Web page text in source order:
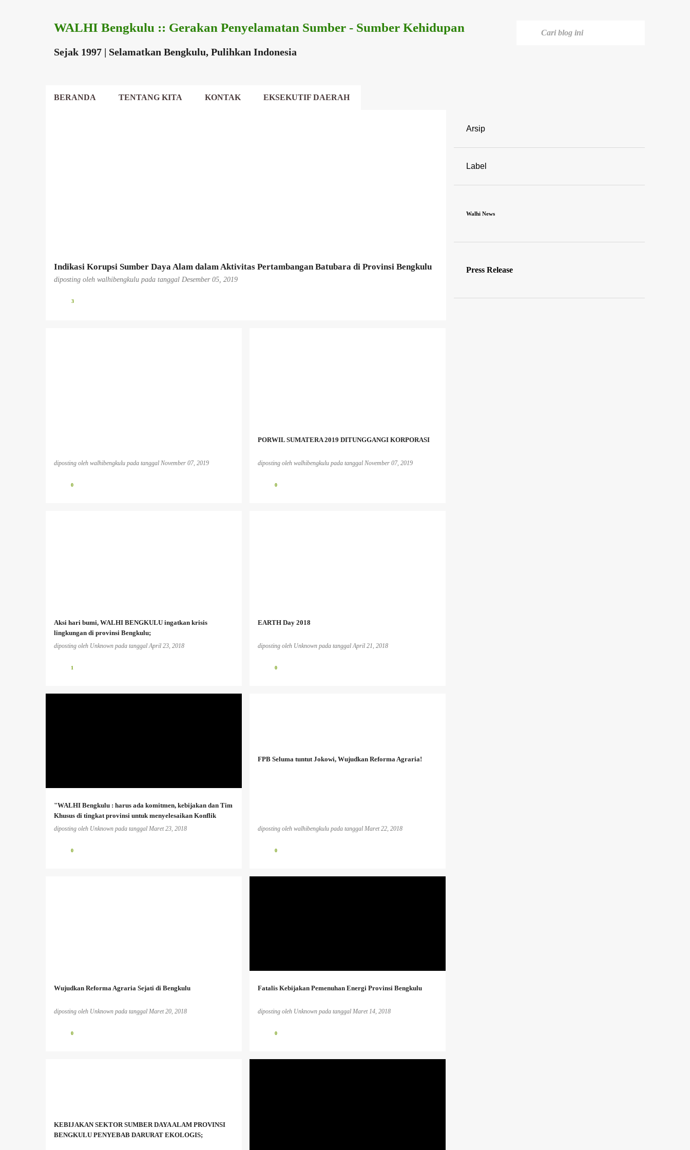
WALHI Bengkulu :: Gerakan Penyelamatan Sumber - Sumber Kehidupan
Sejak 1997 | Selamatkan Bengkulu, Pulihkan Indonesia
BERANDA TENTANG KITA KONTAK EKSEKUTIF DAERAH
Indikasi Korupsi Sumber Daya Alam dalam Aktivitas Pertambangan Batubara di Provinsi Bengkulu
diposting oleh walhibengkulu pada tanggal Desember 05, 2019
3
diposting oleh walhibengkulu pada tanggal November 07, 2019
0
PORWIL SUMATERA 2019 DITUNGGANGI KORPORASI
diposting oleh walhibengkulu pada tanggal November 07, 2019
0
Aksi hari bumi, WALHI BENGKULU ingatkan krisis
lingkungan di provinsi Bengkulu;
diposting oleh Unknown pada tanggalApril 23, 2018
1
EARTH Day 2018
diposting oleh Unknown pada tanggalApril 21, 2018
0
"WALHI Bengkulu : harus ada komitmen, kebijakan dan Tim
Khusus di tingkat provinsi untuk menyelesaikan Konflik
Agraria'
diposting oleh Unknown pada tanggal Maret 23, 2018
0
FPB Seluma tuntut Jokowi, Wujudkan Reforma Agraria!
diposting oleh walhibengkulu pada tanggal Maret 22, 2018
0
Wujudkan Reforma Agraria Sejati di Bengkulu
diposting oleh Unknown pada tanggal Maret 20, 2018
0
Fatalis Kebijakan Pemenuhan Energi Provinsi Bengkulu
diposting oleh Unknown pada tanggal Maret 14, 2018
0
KEBIJAKAN SEKTOR SUMBER DAYA ALAM PROVINSI
BENGKULU PENYEBAB DARURAT EKOLOGIS;
PEREMPUAN DAN LINGKUNGAN HIDUP; PESISIR
Arsip
Label
Walhi News
Press Release